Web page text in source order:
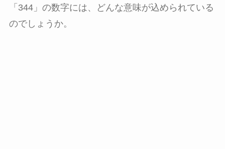
「344」の数字には、どんな意味が込められている
のでしょうか。